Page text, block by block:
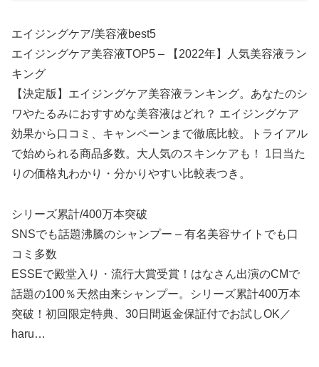
エイジングケア/美容液best5
エイジングケア美容液TOP5 – 【2022年】人気美容液ラン
キング
【決定版】エイジングケア美容液ランキング。あなたのシ
ワやたるみにおすすめな美容液はどれ？ エイジングケア
効果から口コミ、キャンペーンまで徹底比較。トライアル
で始められる商品多数。大人気のスキンケアも！ 1日当た
りの価格丸わかり・分かりやすい比較表つき。
シリーズ累計/400万本突破
SNSでも話題沸騰のシャンプー – 有名美容サイトでも口
コミ多数
ESSEで殿堂入り・流行大賞受賞！はなさん出演のCMで
話題の100％天然由来シャンプー。シリーズ累計400万本
突破！初回限定特典、30日間返金保証付でお試しOK／
haru…